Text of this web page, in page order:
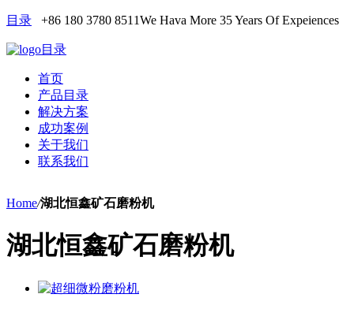
目录 +86 180 3780 8511We Hava More 35 Years Of Expeiences
目录
首页
产品目录
解决方案
成功案例
关于我们
联系我们
Home/湖北恒鑫矿石磨粉机
湖北恒鑫矿石磨粉机